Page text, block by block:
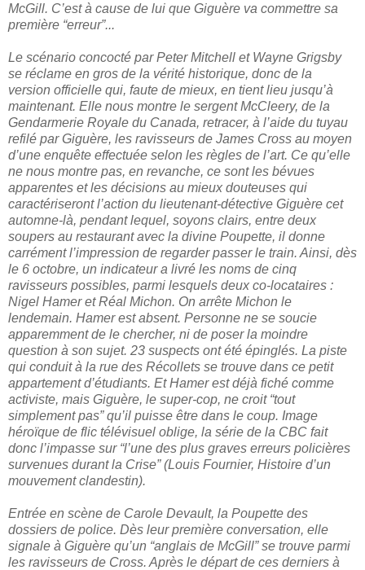
McGill. C’est à cause de lui que Giguère va commettre sa
première “erreur”...
Le scénario concocté par Peter Mitchell et Wayne Grigsby
se réclame en gros de la vérité historique, donc de la
version officielle qui, faute de mieux, en tient lieu jusqu’à
maintenant. Elle nous montre le sergent McCleery, de la
Gendarmerie Royale du Canada, retracer, à l’aide du tuyau
refilé par Giguère, les ravisseurs de James Cross au moyen
d’une enquête effectuée selon les règles de l’art. Ce qu’elle
ne nous montre pas, en revanche, ce sont les bévues
apparentes et les décisions au mieux douteuses qui
caractériseront l’action du lieutenant-détective Giguère cet
automne-là, pendant lequel, soyons clairs, entre deux
soupers au restaurant avec la divine Poupette, il donne
carrément l’impression de regarder passer le train. Ainsi, dès
le 6 octobre, un indicateur a livré les noms de cinq
ravisseurs possibles, parmi lesquels deux co-locataires :
Nigel Hamer et Réal Michon. On arrête Michon le
lendemain. Hamer est absent. Personne ne se soucie
apparemment de le chercher, ni de poser la moindre
question à son sujet. 23 suspects ont été épinglés. La piste
qui conduit à la rue des Récollets se trouve dans ce petit
appartement d’étudiants. Et Hamer est déjà fiché comme
activiste, mais Giguère, le super-cop, ne croit “tout
simplement pas” qu’il puisse être dans le coup. Image
héroïque de flic télévisuel oblige, la série de la CBC fait
donc l’impasse sur “l’une des plus graves erreurs policières
survenues durant la Crise” (Louis Fournier, Histoire d’un
mouvement clandestin).
Entrée en scène de Carole Devault, la Poupette des
dossiers de police. Dès leur première conversation, elle
signale à Giguère qu’un “anglais de McGill” se trouve parmi
les ravisseurs de Cross. Après le départ de ces derniers à